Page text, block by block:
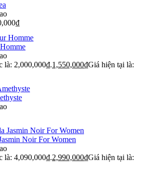
₫
là: 2,000,000₫.1,550,000₫Giá hiện tại là:
Noir For Women
là: 4,090,000₫.2,990,000₫Giá hiện tại là: